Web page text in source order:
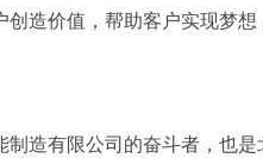
造价值，帮助客户实现梦想
造有限公司的奋斗者，也